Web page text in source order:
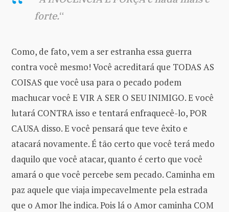
forte.“
Como, de fato, vem a ser estranha essa guerra
contra você mesmo! Você acreditará que TODAS AS
COISAS que você usa para o pecado podem
machucar você E VIR A SER O SEU INIMIGO. E você
lutará CONTRA isso e tentará enfraquecê-lo, POR
CAUSA disso. E você pensará que teve êxito e
atacará novamente. É tão certo que você terá medo
daquilo que você atacar, quanto é certo que você
amará o que você percebe sem pecado. Caminha em
paz aquele que viaja impecavelmente pela estrada
que o Amor lhe indica. Pois lá o Amor caminha COM